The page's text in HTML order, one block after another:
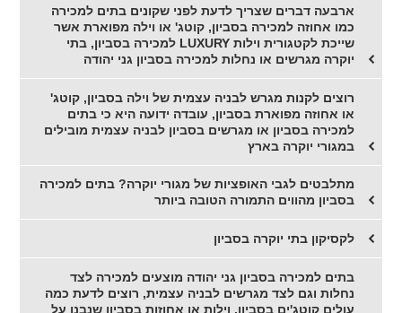
ארבעה דברים שצריך לדעת לפני שקונים בתים למכירה
כמו אחוזה למכירה בסביון, קוטג' או וילה מפוארת אשר
שייכת לקטגורית וילות LUXURY למכירה בסביון, בתי
יוקרה מגרשים או נחלות למכירה בסביון גני יהודה
רוצים לקנות מגרש לבניה עצמית של וילה בסביון, קוטג'
או אחוזה מפוארת בסביון, עובדה ידועה היא כי בתים
למכירה בסביון או מגרשים בסביון לבניה עצמית מובילים
במגורי יוקרה בארץ
מתלבטים לגבי האופציות של מגורי יוקרה? בתים למכירה
בסביון מהווים התמורה הטובה ביותר
לקסיקון בתי יוקרה בסביון
בתים למכירה בסביון גני יהודה מוצעים למכירה לצד
נחלות וגם לצד מגרשים לבניה עצמית, רוצים לדעת כמה
עולים קוטג'ים בסביון, וילות או אחוזות בסביון שנבנו על